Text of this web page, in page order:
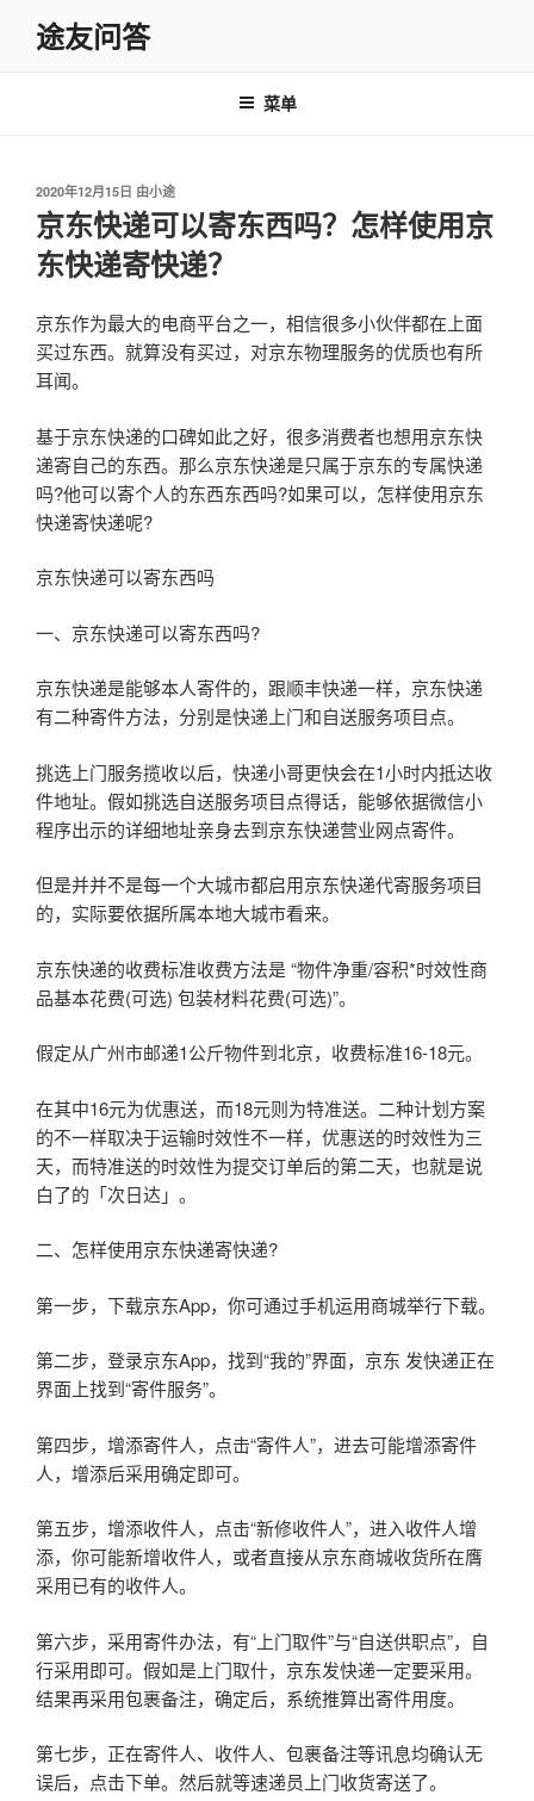
途友问答
菜单
发
布
于
2020年12月15日 由小途
京东快递可以寄东西吗？怎样使用京
东快递寄快递？
京东作为最大的电商平台之一，相信很多小伙伴都在上面
买过东西。就算没有买过，对京东物理服务的优质也有所
耳闻。
基于京东快递的口碑如此之好，很多消费者也想用京东快
递寄自己的东西。那么京东快递是只属于京东的专属快递
吗?他可以寄个人的东西东西吗?如果可以，怎样使用京东
快递寄快递呢?
京东快递可以寄东西吗
一、京东快递可以寄东西吗?
京东快递是能够本人寄件的，跟顺丰快递一样，京东快递
有二种寄件方法，分别是快递上门和自送服务项目点。
挑选上门服务揽收以后，快递小哥更快会在1小时内抵达收
件地址。假如挑选自送服务项目点得话，能够依据微信小
程序出示的详细地址亲身去到京东快递营业网点寄件。
但是并并不是每一个大城市都启用京东快递代寄服务项目
的，实际要依据所属本地大城市看来。
京东快递的收费标准收费方法是 “物件净重/容积*时效性商
品基本花费(可选) 包装材料花费(可选)”。
假定从广州市邮递1公斤物件到北京，收费标准16-18元。
在其中16元为优惠送，而18元则为特准送。二种计划方案
的不一样取决于运输时效性不一样，优惠送的时效性为三
天，而特准送的时效性为提交订单后的第二天，也就是说
白了的「次日达」。
二、怎样使用京东快递寄快递?
第一步，下载京东App，你可通过手机运用商城举行下载。
第二步，登录京东App，找到“我的”界面，京东 发快递正在
界面上找到“寄件服务”。
第四步，增添寄件人，点击“寄件人”，进去可能增添寄件
人，增添后采用确定即可。
第五步，增添收件人，点击“新修收件人”，进入收件人增
添，你可能新增收件人，或者直接从京东商城收货所在膺
采用已有的收件人。
第六步，采用寄件办法，有“上门取件”与“自送供职点”，自
行采用即可。假如是上门取什，京东发快递一定要采用。
结果再采用包裹备注，确定后，系统推算出寄件用度。
第七步，正在寄件人、收件人、包裹备注等讯息均确认无
误后，点击下单。然后就等速递员上门收货寄送了。